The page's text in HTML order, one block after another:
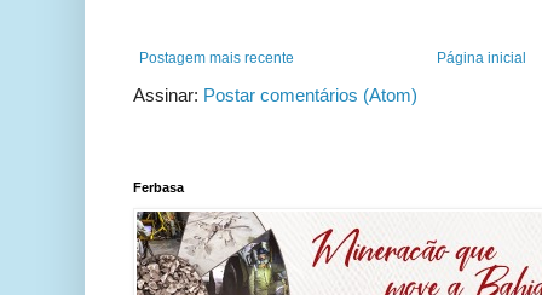
Postagem mais recente Página inicial
Assinar: Postar comentários (Atom)
Ferbasa